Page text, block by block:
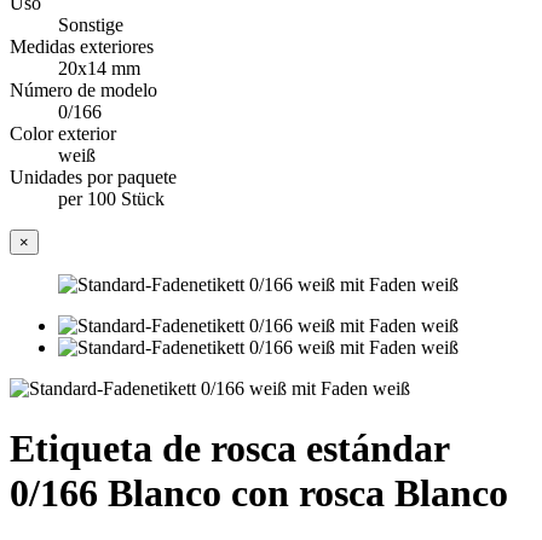
Sonstige
Medidas exteriores
20x14 mm
Número de modelo
0/166
Color exterior
weiß
Unidades por paquete
per 100 Stück
×
Etiqueta de rosca estándar
0/166 Blanco con rosca Blanco